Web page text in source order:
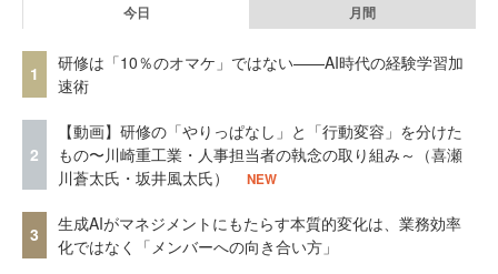
今日 月間
1
研修は「10％のオマケ」ではない——AI時代の経験学習加
速術
2
【動画】研修の「やりっぱなし」と「行動変容」を分けた
もの〜川崎重工業・人事担当者の執念の取り組み～（喜瀬
川蒼太氏・坂井風太氏）
NEW
3
生成AIがマネジメントにもたらす本質的変化は、業務効率
化ではなく「メンバーへの向き合い方」